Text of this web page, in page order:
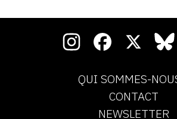
QUI SOMMES-
CONTACT
NEWSLETTER